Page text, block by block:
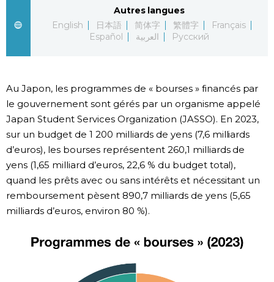
Séries
Personnages
Chroniques
Images
Vidéos
Tokyo
Autres langues
English
日本語 简体字 繁體字
Français
Español
العربية Русский
Au Japon, les programmes de « bourses » financés par
le gouvernement sont gérés par un organisme appelé
Japan Student Services Organization (JASSO). En 2023,
sur un budget de 1 200 milliards de yens (7,6 milliards
d’euros), les bourses représentent 260,1 milliards de
yens (1,65 milliard d’euros, 22,6 % du budget total),
quand les prêts avec ou sans intérêts et nécessitant un
remboursement pèsent 890,7 milliards de yens (5,65
milliards d’euros, environ 80 %).